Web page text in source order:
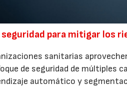
para mitigar los
sanitarias
de seguridad de múltiples
automático y